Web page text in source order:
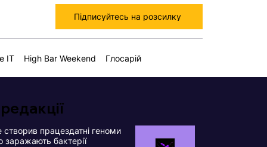
Підписуйтесь на розсилку
IT High Bar Weekend Глосарій
працездатні геноми
заражають бактерії